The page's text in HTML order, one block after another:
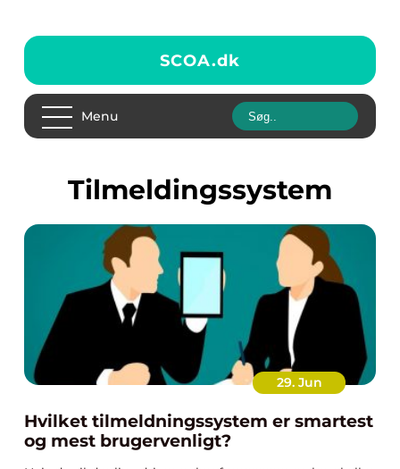
SCOA.dk
Menu
Tilmeldingssystem
29. Jun
Hvilket tilmeldningssystem er smartest
og mest brugervenligt?